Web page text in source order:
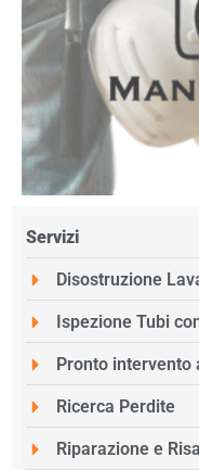
Servizi
Disostruzione
Ispezione Tubi
Pronto intervento
Ricerca Perdite
Riparazione e